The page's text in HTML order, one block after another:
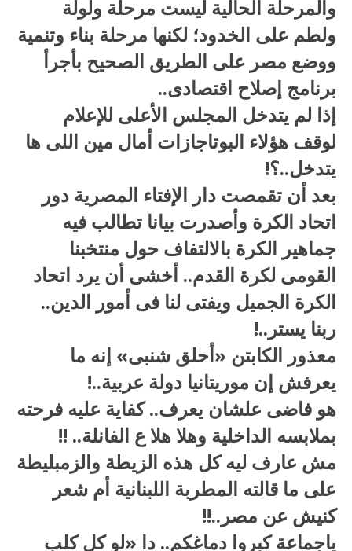
والمرحلة الحالية ليست مرحلة ولولة
ولطم على الخدود؛ لكنها مرحلة بناء وتنمية
ووضع مصر على الطريق الصحيح بأجرأ
برنامج إصلاح اقتصادى..
إذا لم يتدخل المجلس الأعلى للإعلام
لوقف هؤلاء البوتاجازات أمال مين اللى ها
يتدخل..؟!
بعد أن تقمصت دار الإفتاء المصرية دور
اتحاد الكرة وأصدرت بيانا تطالب فيه
جماهير الكرة بالالتفاف حول منتخبنا
القومى لكرة القدم.. أخشى أن يرد اتحاد
الكرة الجميل ويفتى لنا فى أمور الدين..
ربنا يستر..!
معذور الكابتن «أحلق شنبى» إنه ما
يعرفش إن موريتانيا دولة عربية..!
هو فاضى علشان يعرف.. كفاية عليه فرحته
بملابسه الداخلية وهلا هلا ع الفانلة.. !!
مش عارف ليه كل هذه الزيطة والزمبليطة
على ما قالته المطربة اللبنانية أم شعر
كنيش عن مصر..!!
ياجماعة كبروا دماغكم.. دا «لو كل كلب